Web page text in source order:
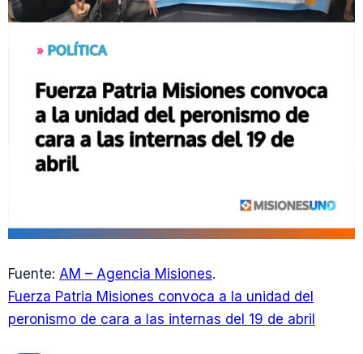
Fuente: AM – Agencia Misiones.
Fuerza Patria Misiones convoca a la unidad del
peronismo de cara a las internas del 19 de abril